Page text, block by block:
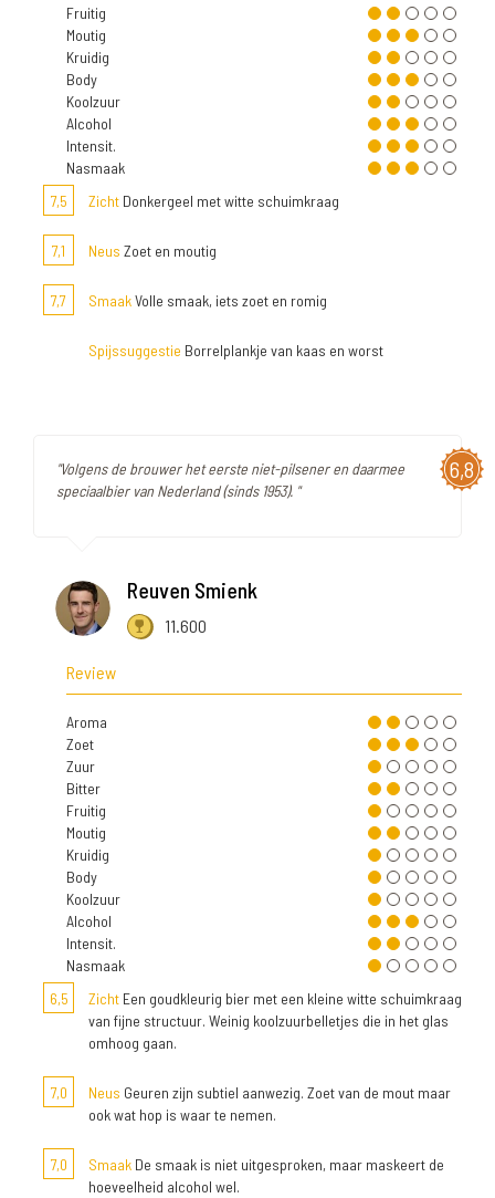
Fruitig
Moutig
Kruidig
Body
Koolzuur
Alcohol
Intensit.
Nasmaak
7,5
Zicht Donkergeel met witte schuimkraag
7,1 Neus Zoet en moutig
7,7 SmaakVolle smaak, iets zoet en romig
Spijssuggestie Borrelplankje van kaas en worst
6,8
"Volgens de brouwer het eerste niet-pilsener en daarmee
speciaalbier van Nederland (sinds 1953). "
Reuven Smienk
11.600
Review
Aroma
Zoet
Zuur
Bitter
Fruitig
Moutig
Kruidig
Body
Koolzuur
Alcohol
Intensit.
Nasmaak
6,5
Zicht Een goudkleurig bier met een kleine witte schuimkraag
van fijne structuur. Weinig koolzuurbelletjes die in het glas
omhoog gaan.
7,0 Neus Geuren zijn subtiel aanwezig. Zoet van de mout maar
ook wat hop is waar te nemen.
7,0 Smaak De smaak is niet uitgesproken, maar maskeert de
hoeveelheid alcohol wel.